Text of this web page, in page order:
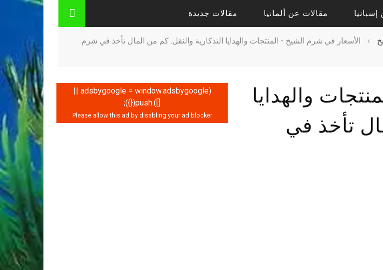
مقالات عن ألمانيا
مقالات عن بادن بادن
مقالات عن برلين
مقالات جديدة
›
الأسعار في شرم الشيخ - المنتجات والهدايا التذكارية والنقل. كم من المال تأخذ في شرم
والهدايا
تأخذ في
(adsbygoogle = window.adsbygoogle ||
[]).push({});